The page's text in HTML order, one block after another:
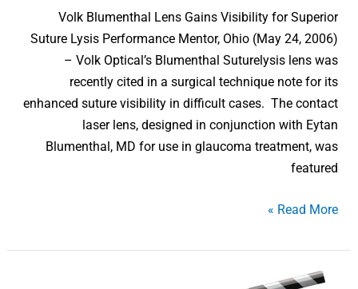
Volk Blumenthal Lens Gains Visibility for Superior
Suture Lysis Performance Mentor, Ohio (May 24, 2006)
– Volk Optical’s Blumenthal Suturelysis lens was
recently cited in a surgical technique note for its
enhanced suture visibility in difficult cases. The contact
laser lens, designed in conjunction with Eytan
Blumenthal, MD for use in glaucoma treatment, was
featured
Read More »
Volk